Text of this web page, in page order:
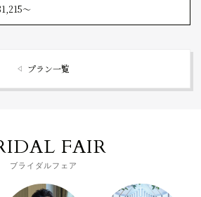
～
プラン一覧
FAIR
ブライダルフェア